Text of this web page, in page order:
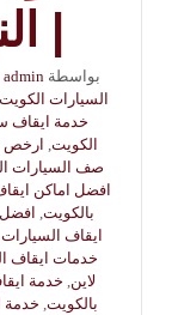
|
بواسطة admin
السيارات الكويت |98970040| النوبي
خدمة ايقاف
الكويت ارخص
صف السيارات
افضل اماكن
بالكويت
ايقاف
خدمات ايقاف
لاين خدمة
بالكويت خدمة